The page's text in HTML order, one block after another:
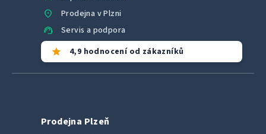
location_on Prodejna v Plzni
support_agent Servis a podpora
star 4,9 hodnocení od zákazníků
Prodejna Plzeň